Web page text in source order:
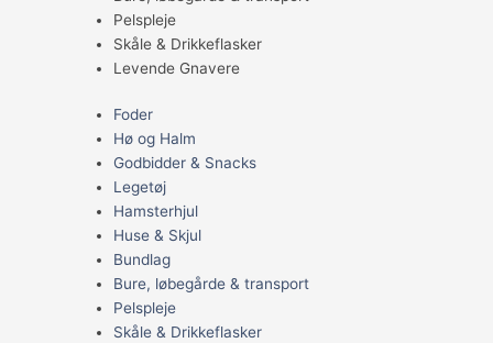
Pelspleje
Skåle & Drikkeflasker
Levende Gnavere
Foder
Hø og Halm
Godbidder & Snacks
Legetøj
Hamsterhjul
Huse & Skjul
Bundlag
Bure, løbegårde & transport
Pelspleje
Skåle & Drikkeflasker